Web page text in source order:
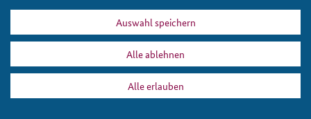
DATA PRIVACY IMPRINT
Print
Auswahl speichern
Alle ablehnen
Alle erlauben